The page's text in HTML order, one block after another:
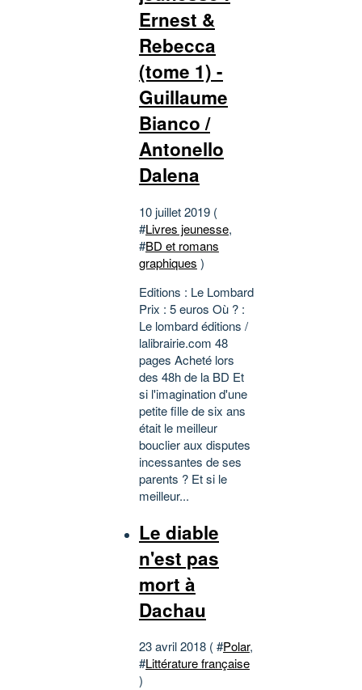
Ernest &
Rebecca
(tome 1) -
Guillaume
Bianco /
Antonello
Dalena
10 juillet 2019 (
#Livres jeunesse,
#BD et romans
graphiques )
Editions : Le Lombard
Prix : 5 euros Où ? :
Le lombard éditions /
lalibrairie.com 48
pages Acheté lors
des 48h de la BD Et
si l'imagination d'une
petite fille de six ans
était le meilleur
bouclier aux disputes
incessantes de ses
parents ? Et si le
meilleur...
Le diable
n'est pas
mort à
Dachau
23 avril 2018 ( #Polar,
#Littérature française
)